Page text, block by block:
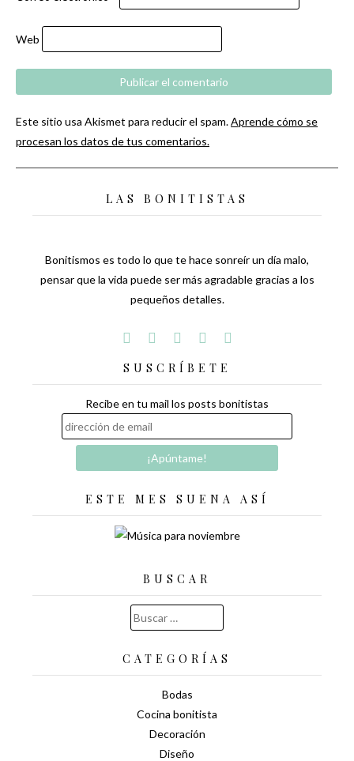
Web
Este sitio usa Akismet para reducir el spam.Aprende cómo se
procesan los datos de tus comentarios.
LAS BONITISTAS
Bonitismos es todo lo que te hace sonreír un día malo,
pensar que la vida puede ser más agradable gracias a los
pequeños detalles.
SUSCRÍBETE
Recibe en tu mail los posts bonitistas
ESTE MES SUENA ASÍ
BUSCAR
Buscar:
CATEGORÍAS
Bodas
Cocina bonitista
Decoración
Diseño